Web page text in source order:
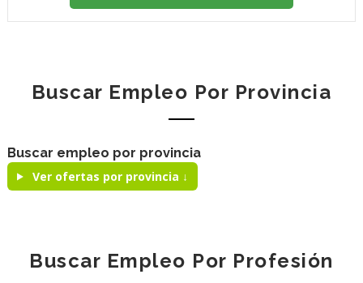
Buscar Empleo Por Provincia
Buscar empleo por provincia
Ver ofertas por provincia ↓
Buscar Empleo Por Profesión